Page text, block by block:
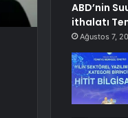
ABD’nin
ithalatı
Ağustos 7,